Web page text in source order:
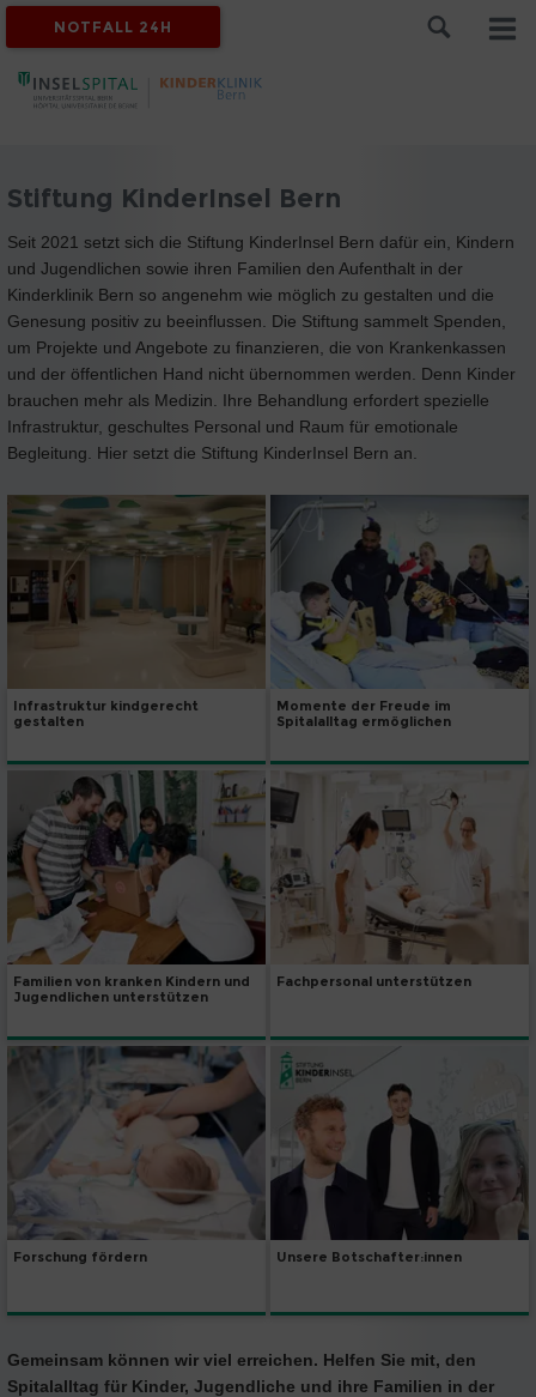
NOTFALL 24H
Stiftung KinderInsel Bern
Seit 2021 setzt sich die Stiftung KinderInsel Bern dafür ein, Kindern
und Jugendlichen sowie ihren Familien den Aufenthalt in der
Kinderklinik Bern so angenehm wie möglich zu gestalten und die
Genesung positiv zu beeinflussen. Die Stiftung sammelt Spenden,
um Projekte und Angebote zu finanzieren, die von Krankenkassen
und der öffentlichen Hand nicht übernommen werden. Denn Kinder
brauchen mehr als Medizin. Ihre Behandlung erfordert spezielle
Infrastruktur, geschultes Personal und Raum für emotionale
Begleitung. Hier setzt die Stiftung KinderInsel Bern an.
Infrastruktur kindgerecht
gestalten
Momente der Freude im
Spitalalltag ermöglichen
Familien von kranken Kindern und
Jugendlichen unterstützen
Fachpersonal unterstützen
Forschung fördern Unsere Botschafter:innen
Gemeinsam können wir viel erreichen. Helfen Sie mit, den
Spitalalltag für Kinder, Jugendliche und ihre Familien in der